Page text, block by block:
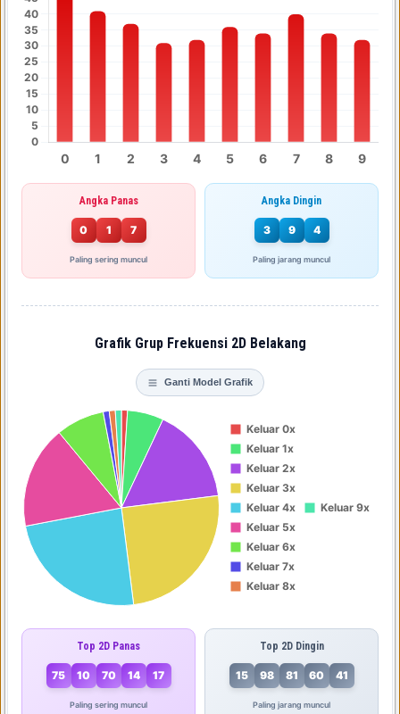
Angka Panas
0 1 7
Paling sering muncul
Angka Dingin
3 9 4
Paling jarang muncul
Grafik Grup Frekuensi 2D Belakang
Ganti Model Grafik
Top 2D Panas
75 10 70 14 17
Paling sering muncul
Top 2D Dingin
15 98 81 60 41
Paling jarang muncul